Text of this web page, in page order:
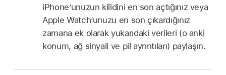
iPhone’unuzun kilidini en son açtığınız veya
Apple Watch’unuzu en son çıkardığınız
zamana ek olarak yukarıdaki verileri (o anki
konum, ağ sinyali ve pil ayrıntıları) paylaşın.